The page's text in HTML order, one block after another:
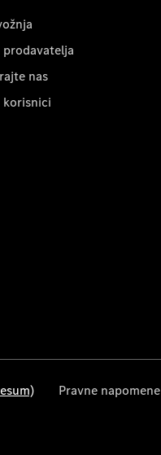
prodavatelja
nas
korisnici
Pravne napomene